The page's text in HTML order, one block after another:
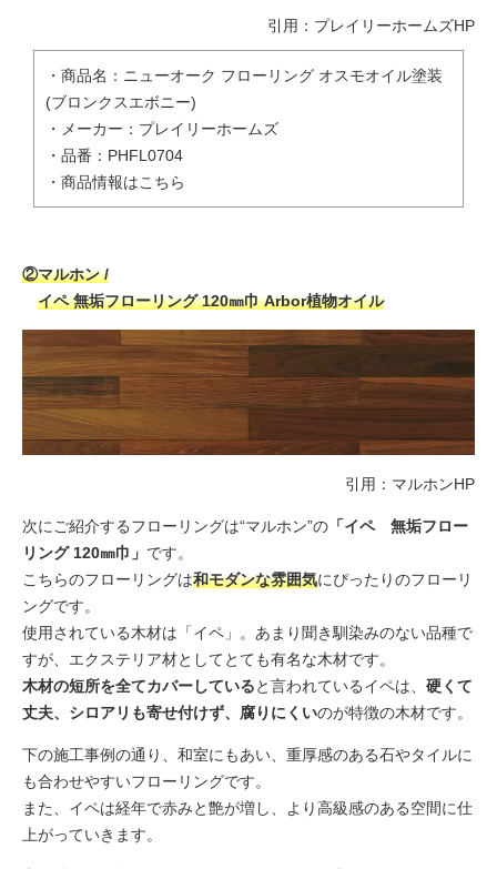
引用： プレイリーホームズHP
・商品名：ニューオーク フローリング オスモオイル塗装
(ブロンクスエボニー)
・メーカー：プレイリーホームズ
・品番：PHFL0704
・ 商品情報はこちら
②マルホン /
イペ 無垢フローリング 120㎜巾 Arbor植物オイル
引用： マルホンHP
次にご紹介するフローリングは“マルホン”の 「イペ 無垢フロー
リング 120㎜巾」 です。
こちらのフローリングは和モダンな雰囲気にぴったりのフローリ
ングです。
使用されている木材は「イペ」。あまり聞き馴染みのない品種で
すが、エクステリア材としてとても有名な木材です。
木材の短所を全てカバーしていると言われているイペは、 硬くて
丈夫、シロアリも寄せ付けず、腐りにくいのが特徴の木材です。
下の施工事例の通り、和室にもあい、重厚感のある石やタイルに
も合わせやすいフローリングです。
また、イペは経年で赤みと艶が増し、より高級感のある空間に仕
上がっていきます。